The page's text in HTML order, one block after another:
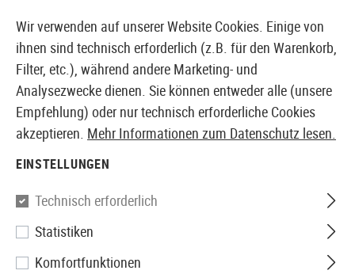
EUROPÄISCHER AIRSOFT SHOP & GROßHÄNDLER
Heckler & Koch
Magazin MP5K Co2
Wir verwenden auf unserer Website Cookies. Einige von
ihnen sind technisch erforderlich (z.B. für den Warenkorb,
Filter, etc.), während andere Marketing- und
Analysezwecke dienen. Sie können entweder alle (unsere
Empfehlung) oder nur technisch erforderliche Cookies
akzeptieren. Mehr Informationen zum Datenschutz lesen.
EINSTELLUNGEN
Technisch erforderlich
Statistiken
Komfortfunktionen